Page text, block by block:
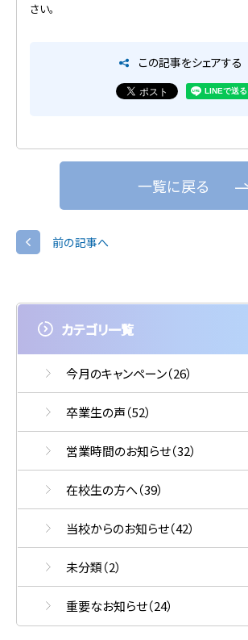
さい。
この記事をシェアする
一覧に戻る
前の記事へ
カテゴリ一覧
今月のキャンペーン（26）
卒業生の声（52）
営業時間のお知らせ（32）
在校生の方へ（39）
当校からのお知らせ（42）
未分類（2）
重要なお知らせ（24）